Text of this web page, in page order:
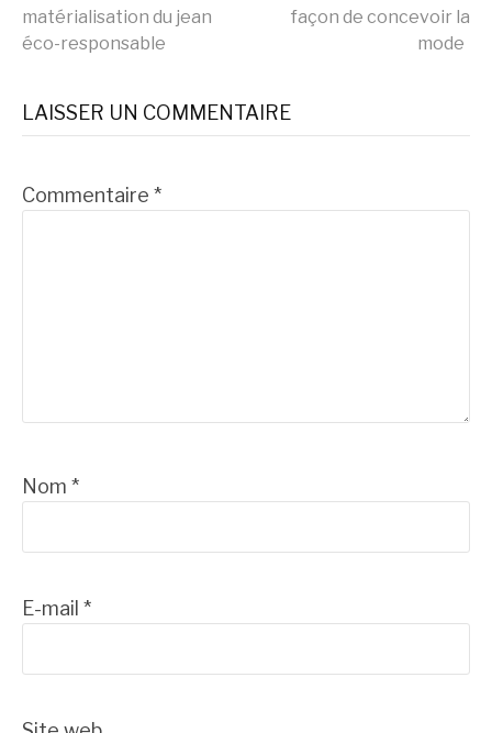
la
suite
matérialisation du jean
éco-responsable
façon de concevoir la
mode
LAISSER UN COMMENTAIRE
Commentaire *
Nom *
E-mail *